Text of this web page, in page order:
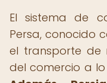
El sistema de
Persa, conocido
el transporte de
del comercio a